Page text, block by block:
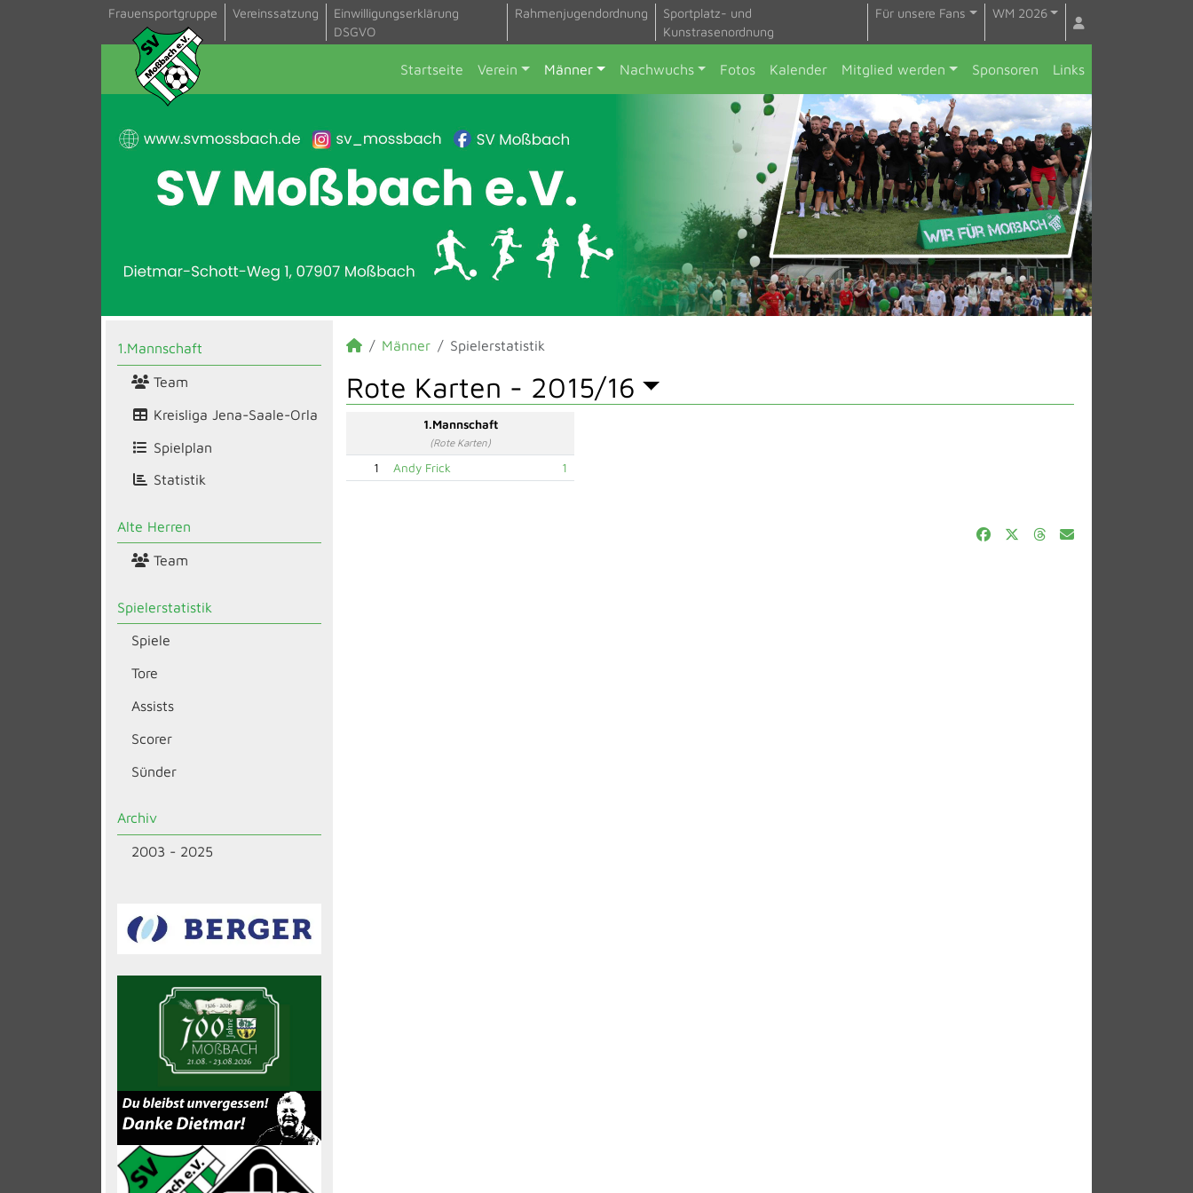
Frauensportgruppe Vereinssatzung
Einwilligungserklärung
DSGVO
Rahmenjugendordnung
Sportplatz- und
Kunstrasenordnung
Für unsere Fans WM 2026
Startseite Verein Männer Nachwuchs Fotos Kalender Mitglied werden Sponsoren Links
1.Mannschaft
Team
Kreisliga Jena-Saale-Orla
Spielplan
Statistik
Alte Herren
Team
Spielerstatistik
Spiele
Tore
Assists
Scorer
Sünder
Archiv
2003 - 2025
Männer Spielerstatistik
Rote Karten - 2015/16
1.Mannschaft
(Rote Karten)
1 Andy Frick 1